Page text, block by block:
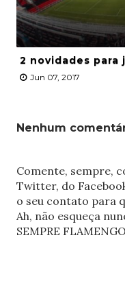
2 novidades para
Jun 07, 2017
Nenhum
Comente, sempre,
Twitter, do
o seu contato para
Ah, não esqueça
SEMPRE